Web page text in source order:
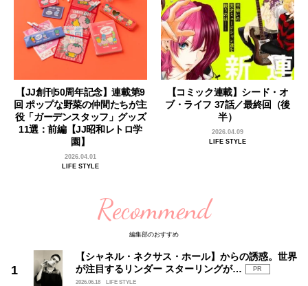
【JJ創刊50周年記念】連載第9
回 ポップな野菜の仲間たちが主
役「ガーデンスタッフ」グッズ
11選：前編【JJ昭和レトロ学
園】
2026.04.01
LIFE STYLE
【コミック連載】シード・オ
ブ・ライフ 37話／最終回（後
半）
2026.04.09
LIFE STYLE
Recommend
編集部のおすすめ
【シャネル・ネクサス・ホール】からの誘惑。世界
が注目するリンダー スターリングが…
PR
2026.06.18
LIFE STYLE